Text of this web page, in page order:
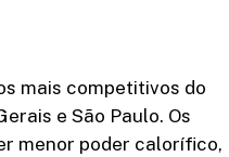
mais competitivos do
e São Paulo. Os
menor poder calorífico,